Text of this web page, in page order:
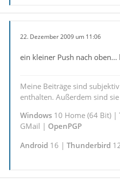
22. Dezember 2009 um 11:06
ein kleiner Push nach
Meine Beiträge sind
enthalten. Außerdem sind
Windows10 Home (64 Bit) |
GMail | OpenPGP
Android 16 | Thunderbird